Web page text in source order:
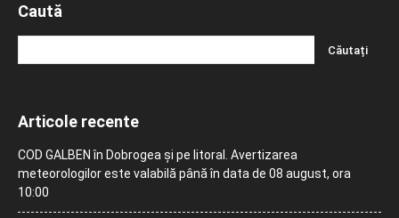
Caută
Articole recente
COD GALBEN în Dobrogea și pe litoral. Avertizarea
meteorologilor este valabilă până în data de 08 august, ora
10:00